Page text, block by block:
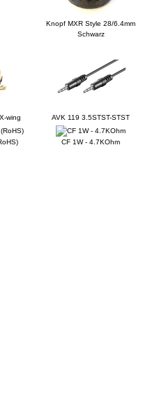
Knopf MXR Style 28/6.4mm
Schwarz
wing AVK 119 3.5STST-STST
CF 1W - 4.7KOhm